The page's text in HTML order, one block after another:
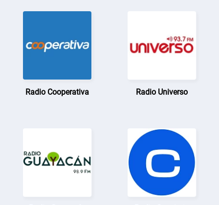
Radio Cooperativa Radio Universo